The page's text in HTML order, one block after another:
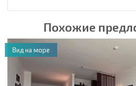
Похожие
Вид на море